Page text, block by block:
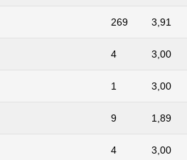
269 3,91
4 3,00
1 3,00
9 1,89
4 3,00